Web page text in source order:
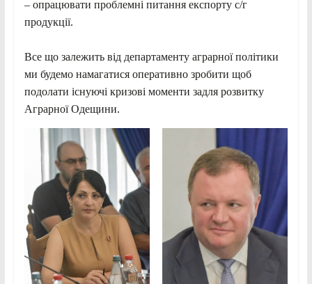
– опрацювати проблемні питання експорту с/г
продукції.
Все що залежить від департаменту аграрної політики
ми будемо намагатися оперативно зробити щоб
подолати існуючі кризові моменти задля розвитку
Аграрної Одещини.